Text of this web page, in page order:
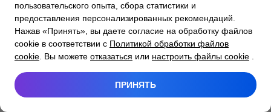
пользовательского опыта, сбора статистики и
предоставления персонализированных рекомендаций.
Нажав «Принять», вы даете согласие на обработку файлов
cookie в соответствии с Политикой обработки файлов
cookie . Вы можете отказаться или настроить файлы cookie
ПРИНЯТЬ